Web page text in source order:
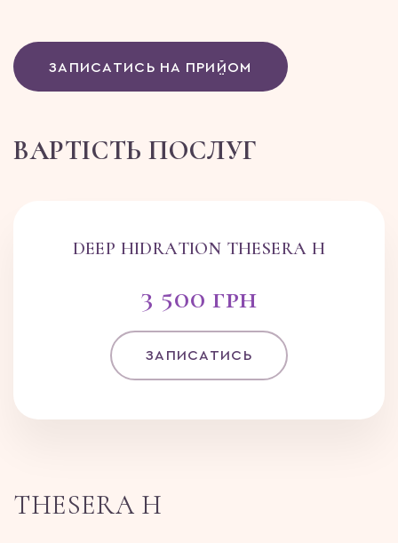
ЗАПИСАТИСЬ НА ПРИЙОМ
ВАРТІСТЬ ПОСЛУГ
DEEP HIDRATION THESERA H
3 500 грн
ЗАПИСАТИСЬ
THESERA H